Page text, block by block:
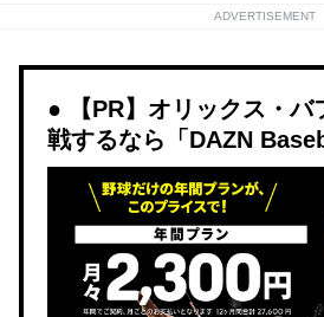
ADVERTISEMENT
【PR】オリックス・
戦するなら「DAZN